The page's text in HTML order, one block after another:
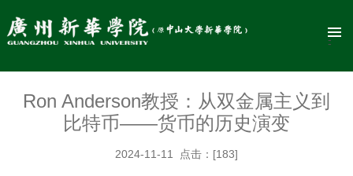
Ron Anderson教授：从双金属主义到
比特币——货币的历史演变
2024-11-11 点击：[183]